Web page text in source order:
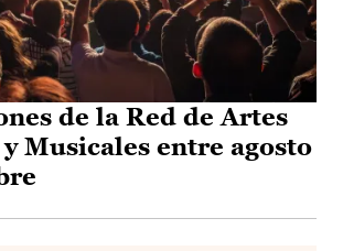
de la Red de Artes
y Musicales entre agosto